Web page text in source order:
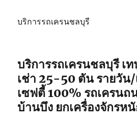
บริการรถเครนชลบุรี
บริการรถเครนชลบุรี เ
เช่า 25-50 ตัน รายวัน
เซฟตี้ 100% รถเครนถ
บ้านบึง ยกเครื่องจักรห